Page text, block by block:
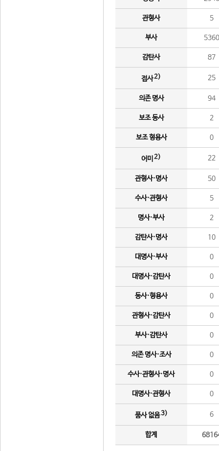
관형사 5
부사 5360
감탄사 87
접사2) 25
의존 명사 94
보조 동사 2
보조 형용사 0
어미 2) 22
관형사·명사 50
수사·관형사 5
명사·부사 2
감탄사·명사 10
대명사·부사 0
대명사·감탄사 0
동사·형용사 0
관형사·감탄사 0
부사·감탄사 0
의존 명사·조사 0
수사·관형사·명사 0
대명사·관형사 0
품사 없음3) 6
합계